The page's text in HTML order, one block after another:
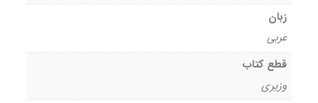
زبان
عربی
قطع کتاب
وزیری